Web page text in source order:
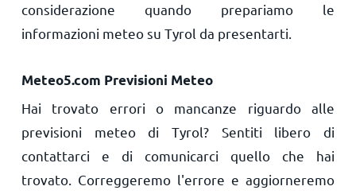
considerazione quando prepariamo le
informazioni meteo su Tyrol da presentarti.
Meteo5.com Previsioni Meteo
Hai trovato errori o mancanze riguardo alle
previsioni meteo di Tyrol? Sentiti libero di
contattarci e di comunicarci quello che hai
trovato. Correggeremo l'errore e aggiorneremo